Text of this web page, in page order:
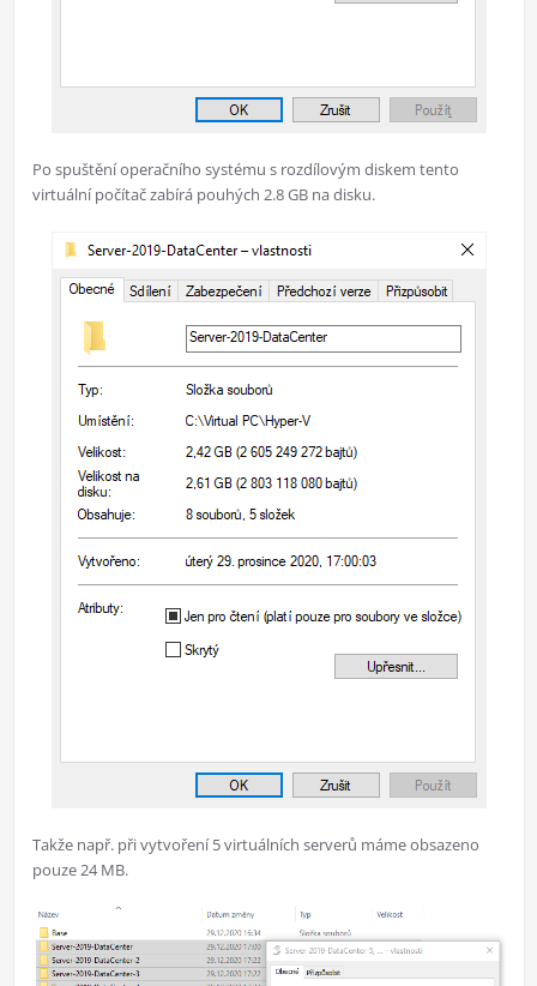
Po spuštění operačního systému s rozdílovým diskem tento
virtuální počítač zabírá pouhých 2.8 GB na disku.
Takže např. při vytvoření 5 virtuálních serverů máme obsazeno
pouze 24 MB.